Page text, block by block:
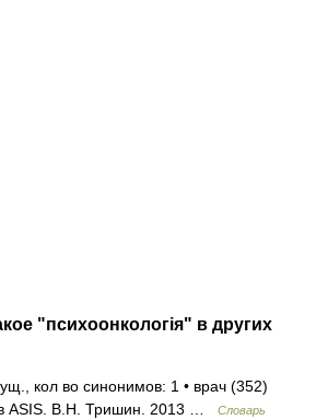
"психоонкологія" в других
кол во синонимов: 1 • врач (352)
ASIS. В.Н. Тришин. 2013 …
Словарь